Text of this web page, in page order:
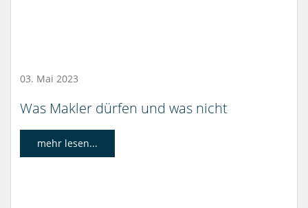
03. Mai 2023
Was Makler dürfen und was nicht
mehr lesen...